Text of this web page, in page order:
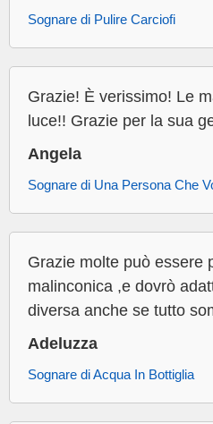
Sognare di Pulire Carciofi
Grazie! È verissimo! Le
luce!! Grazie per la sua
Angela
Sognare di Una Persona Che
Grazie molte può essere
malinconica ,e dovrò
diversa anche se tutto
Adeluzza
Sognare di Acqua In Bottiglia